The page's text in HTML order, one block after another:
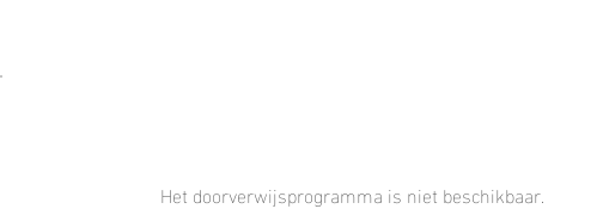
Het doorverwijsprogramma is niet beschikbaar.